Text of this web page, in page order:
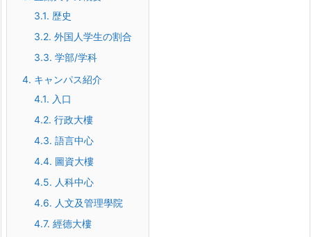
3.1. 歴史
3.2. 外国人学生の割合
3.3. 学部/学科
4. キャンパス紹介
4.1. 入口
4.2. 行政大樓
4.3. 語言中心
4.4. 圖資大樓
4.5. 人科中心
4.6. 人文及管理學院
4.7. 經德大樓